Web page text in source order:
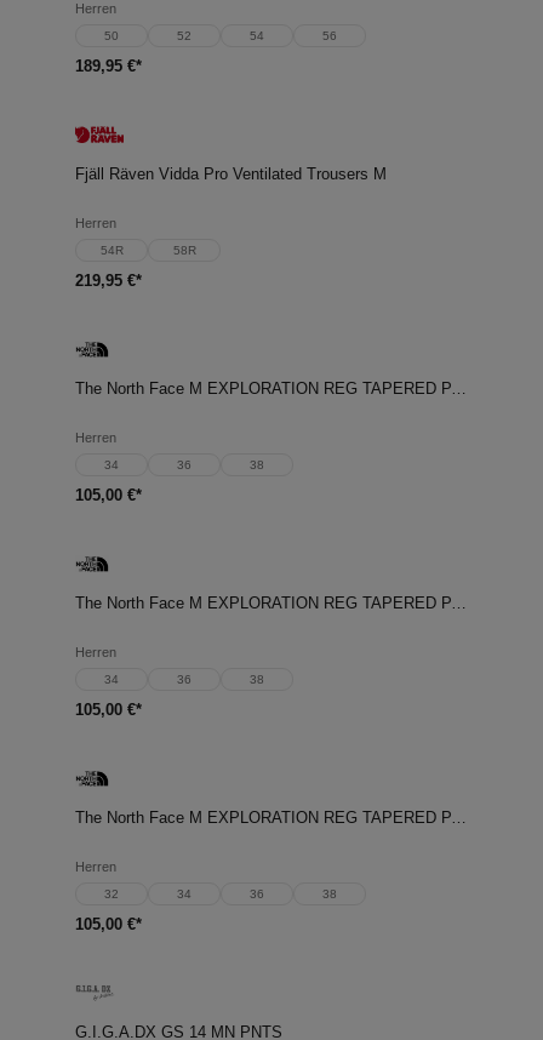
Herren
50 52 54 56
189,95 €*
Fjäll Räven Vidda Pro Ventilated Trousers M
Herren
54R 58R
219,95 €*
The North Face M EXPLORATION REG TAPERED PANTS
Herren
34 36 38
105,00 €*
The North Face M EXPLORATION REG TAPERED PANTS
Herren
34 36 38
105,00 €*
The North Face M EXPLORATION REG TAPERED PANTS
Herren
32 34 36 38
105,00 €*
G.I.G.A.DX GS 14 MN PNTS